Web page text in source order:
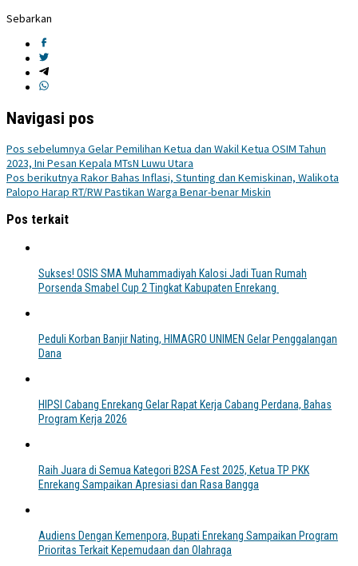
Sebarkan
Navigasi pos
Pos sebelumnya Gelar Pemilihan Ketua dan Wakil Ketua OSIM Tahun
2023, Ini Pesan Kepala MTsN Luwu Utara
Pos berikutnya Rakor Bahas Inflasi, Stunting dan Kemiskinan, Walikota
Palopo Harap RT/RW Pastikan Warga Benar-benar Miskin
Pos terkait
Sukses! OSIS SMA Muhammadiyah Kalosi Jadi Tuan Rumah
Porsenda Smabel Cup 2 Tingkat Kabupaten Enrekang
Peduli Korban Banjir Nating, HIMAGRO UNIMEN Gelar Penggalangan
Dana
HIPSI Cabang Enrekang Gelar Rapat Kerja Cabang Perdana, Bahas
Program Kerja 2026
Raih Juara di Semua Kategori B2SA Fest 2025, Ketua TP PKK
Enrekang Sampaikan Apresiasi dan Rasa Bangga
Audiens Dengan Kemenpora, Bupati Enrekang Sampaikan Program
Prioritas Terkait Kepemudaan dan Olahraga